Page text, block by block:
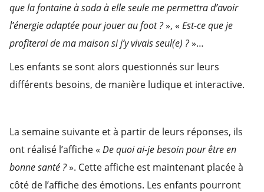
que la fontaine à soda à elle seule me permettra d’avoir
l’énergie adaptée pour jouer au foot ?», « Est-ce que je
profiterai de ma maison si j’y vivais seul(e) ?»…
Les enfants se sont alors questionnés sur leurs
différents besoins, de manière ludique et interactive.
La semaine suivante et à partir de leurs réponses, ils
ont réalisé l’affiche « De quoi ai-je besoin pour être en
bonne santé ?». Cette affiche est maintenant placée à
côté de l’affiche des émotions. Les enfants pourront